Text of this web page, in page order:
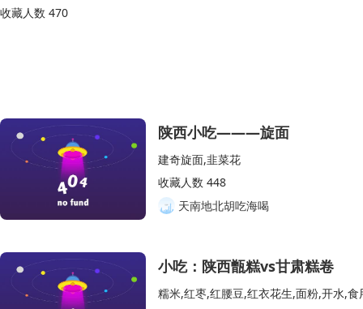
收藏人数 470
陕西小吃———旋面
建奇旋面,韭菜花
收藏人数 448
天南地北胡吃海喝
小吃：陕西甑糕vs甘肃糕卷
糯米,红枣,红腰豆,红衣花生,面粉,开水,食